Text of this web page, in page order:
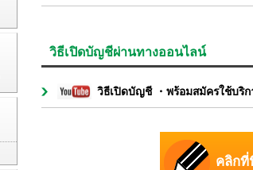
วิธีเปิดบัญชีผ่านทางออนไลน์
วิธีเปิดบัญชี ・พร้อมสมัครใช้บริก
คลิกที่